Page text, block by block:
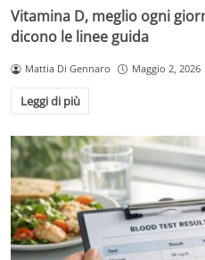
Vitamina D, meglio ogni
dicono le linee guida
Mattia Di Gennaro Maggio 2, 2026
Leggi di più